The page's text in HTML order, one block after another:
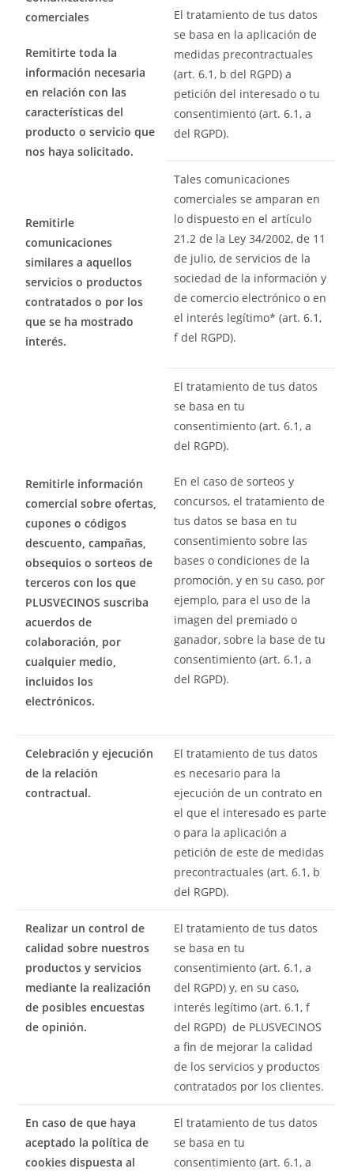
comerciales
Remitirte toda la
información necesaria
en relación con las
características del
producto o servicio que
nos haya solicitado.
Remitirle
comunicaciones
similares a aquellos
servicios o productos
contratados o por los
que se ha mostrado
interés.
Remitirle información
comercial sobre ofertas,
cupones o códigos
descuento, campañas,
obsequios o sorteos de
terceros con los que
PLUSVECINOS suscriba
acuerdos de
colaboración, por
cualquier medio,
incluidos los
electrónicos.
El tratamiento de tus datos
se basa en la aplicación de
medidas precontractuales
(art. 6.1, b del RGPD) a
petición del interesado o tu
consentimiento (art. 6.1, a
del RGPD).
Tales comunicaciones
comerciales se amparan en
lo dispuesto en el artículo
21.2 de la Ley 34/2002, de 11
de julio, de servicios de la
sociedad de la información y
de comercio electrónico o en
el interés legítimo* (art. 6.1,
f del RGPD).
El tratamiento de tus datos
se basa en tu
consentimiento (art. 6.1, a
del RGPD).
En el caso de sorteos y
concursos, el tratamiento de
tus datos se basa en tu
consentimiento sobre las
bases o condiciones de la
promoción, y en su caso, por
ejemplo, para el uso de la
imagen del premiado o
ganador, sobre la base de tu
consentimiento (art. 6.1, a
del RGPD).
Celebración y ejecución
de la relación
contractual.
El tratamiento de tus datos
es necesario para la
ejecución de un contrato en
el que el interesado es parte
o para la aplicación a
petición de este de medidas
precontractuales (art. 6.1, b
del RGPD).
Realizar un control de
calidad sobre nuestros
productos y servicios
mediante la realización
de posibles encuestas
de opinión.
El tratamiento de tus datos
se basa en tu
consentimiento (art. 6.1, a
del RGPD) y, en su caso,
interés legítimo (art. 6.1, f
del RGPD) de PLUSVECINOS
a fin de mejorar la calidad
de los servicios y productos
contratados por los clientes.
En caso de que haya
aceptado la política de
cookies dispuesta al
El tratamiento de tus datos
se basa en tu
consentimiento (art. 6.1, a